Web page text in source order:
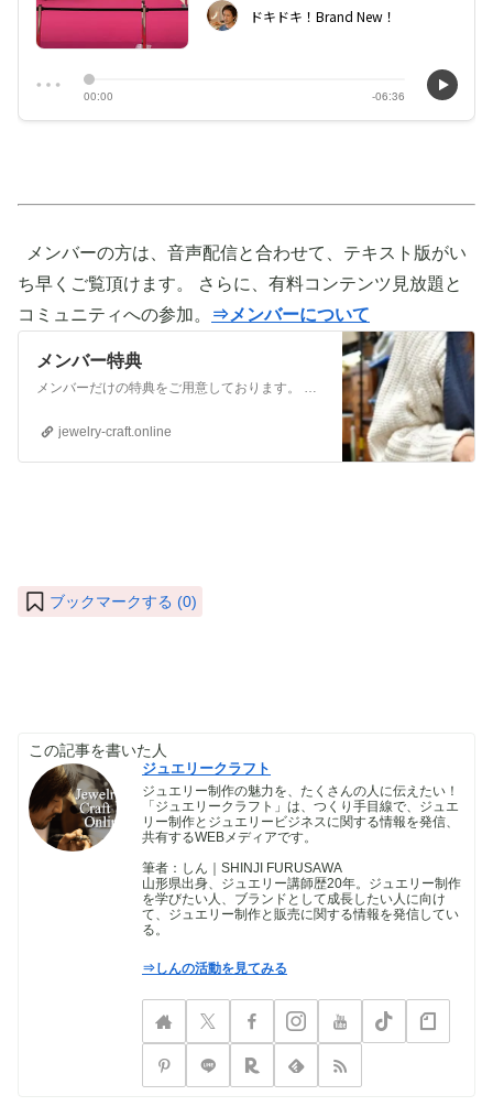
メンバーの方は、音声配信と合わせて、テキスト版がい
ち早くご覧頂けます。 さらに、有料コンテンツ見放題と
コミュニティへの参加。
⇒メンバーについて
メンバー特典
jewelry-craft.online
ブックマークする (0)
この記事を書いた人
ジュエリークラフト
ジュエリー制作の魅力を、たくさんの人に伝えたい！
「ジュエリークラフト」は、つくり手目線で、ジュエ
リー制作とジュエリービジネスに関する情報を発信、
共有するWEBメディアです。
筆者：しん｜SHINJI FURUSAWA
山形県出身、ジュエリー講師歴20年。ジュエリー制作
を学びたい人、ブランドとして成長したい人に向け
て、ジュエリー制作と販売に関する情報を発信してい
る。
⇒しんの活動を見てみる